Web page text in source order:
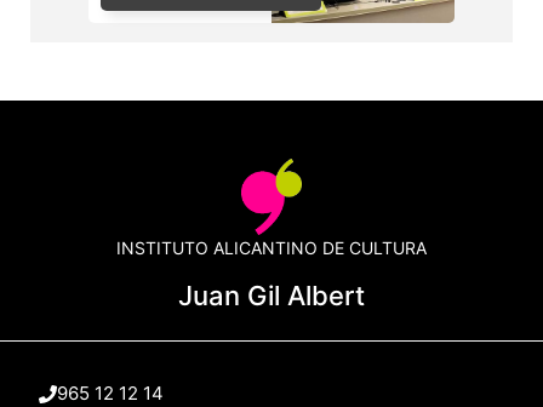
INSTITUTO ALICANTINO DE CULTURA
Juan Gil Albert
965 12 12 14